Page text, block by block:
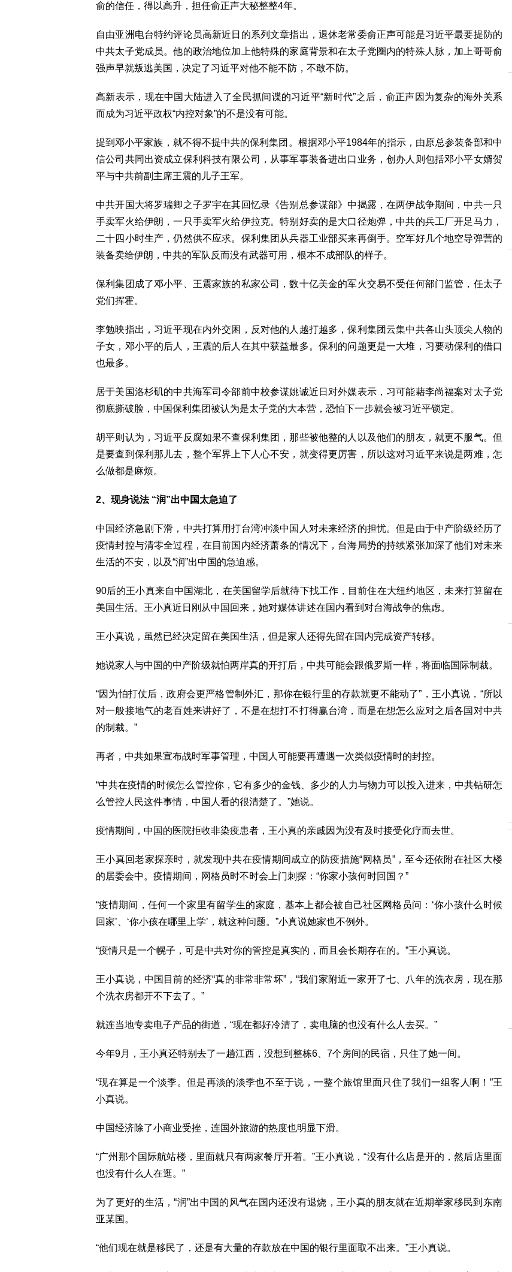
俞的信任，得以高升，担任俞正声大秘整整4年。
自由亚洲电台特约评论员高新近日的系列文章指出，退休老常委俞正声可能是习近平最要提防的
中共太子党成员。他的政治地位加上他特殊的家庭背景和在太子党圈内的特殊人脉，加上哥哥俞
强声早就叛逃美国，决定了习近平对他不能不防，不敢不防。
高新表示，现在中国大陆进入了全民抓间谍的习近平“新时代”之后，俞正声因为复杂的海外关系
而成为习近平政权“内控对象”的不是没有可能。
提到邓小平家族，就不得不提中共的保利集团。根据邓小平1984年的指示，由原总参装备部和中
信公司共同出资成立保利科技有限公司，从事军事装备进出口业务，创办人则包括邓小平女婿贺
平与中共前副主席王震的儿子王军。
中共开国大将罗瑞卿之子罗宇在其回忆录《告别总参谋部》中揭露，在两伊战争期间，中共一只
手卖军火给伊朗，一只手卖军火给伊拉克。特别好卖的是大口径炮弹，中共的兵工厂开足马力，
二十四小时生产，仍然供不应求。保利集团从兵器工业部买来再倒手。空军好几个地空导弹营的
装备卖给伊朗，中共的军队反而没有武器可用，根本不成部队的样子。
保利集团成了邓小平、王震家族的私家公司，数十亿美金的军火交易不受任何部门监管，任太子
党们挥霍。
李勉映指出，习近平现在内外交困，反对他的人越打越多，保利集团云集中共各山头顶尖人物的
子女，邓小平的后人，王震的后人在其中获益最多。保利的问题更是一大堆，习要动保利的借口
也最多。
居于美国洛杉矶的中共海军司令部前中校参谋姚诚近日对外媒表示，习可能藉李尚福案对太子党
彻底撕破脸，中国保利集团被认为是太子党的大本营，恐怕下一步就会被习近平锁定。
胡平则认为，习近平反腐如果不查保利集团，那些被他整的人以及他们的朋友，就更不服气。但
是要查到保利那儿去，整个军界上下人心不安，就变得更厉害，所以这对习近平来说是两难，怎
么做都是麻烦。
2、现身说法 “润”出中国太急迫了
中国经济急剧下滑，中共打算用打台湾冲淡中国人对未来经济的担忧。但是由于中产阶级经历了
疫情封控与清零全过程，在目前国内经济萧条的情况下，台海局势的持续紧张加深了他们对未来
生活的不安，以及“润”出中国的急迫感。
90后的王小真来自中国湖北，在美国留学后就待下找工作，目前住在大纽约地区，未来打算留在
美国生活。王小真近日刚从中国回来，她对媒体讲述在国内看到对台海战争的焦虑。
王小真说，虽然已经决定留在美国生活，但是家人还得先留在国内完成资产转移。
她说家人与中国的中产阶级就怕两岸真的开打后，中共可能会跟俄罗斯一样，将面临国际制裁。
“因为怕打仗后，政府会更严格管制外汇，那你在银行里的存款就更不能动了”，王小真说，“所以
对一般接地气的老百姓来讲好了，不是在想打不打得赢台湾，而是在想怎么应对之后各国对中共
的制裁。”
再者，中共如果宣布战时军事管理，中国人可能要再遭遇一次类似疫情时的封控。
“中共在疫情的时候怎么管控你，它有多少的金钱、多少的人力与物力可以投入进来，中共钻研怎
么管控人民这件事情，中国人看的很清楚了。”她说。
疫情期间，中国的医院拒收非染疫患者，王小真的亲戚因为没有及时接受化疗而去世。
王小真回老家探亲时，就发现中共在疫情期间成立的防疫措施“网格员”，至今还依附在社区大楼
的居委会中。疫情期间，网格员时不时会上门刺探：“你家小孩何时回国？”
“疫情期间，任何一个家里有留学生的家庭，基本上都会被自己社区网格员问：‘你小孩什么时候
回家’、‘你小孩在哪里上学’，就这种问题。”小真说她家也不例外。
“疫情只是一个幌子，可是中共对你的管控是真实的，而且会长期存在的。”王小真说。
王小真说，中国目前的经济“真的非常非常坏”，“我们家附近一家开了七、八年的洗衣房，现在那
个洗衣房都开不下去了。”
就连当地专卖电子产品的街道，“现在都好冷清了，卖电脑的也没有什么人去买。”
今年9月，王小真还特别去了一趟江西，没想到整栋6、7个房间的民宿，只住了她一间。
“现在算是一个淡季。但是再淡的淡季也不至于说，一整个旅馆里面只住了我们一组客人啊！”王
小真说。
中国经济除了小商业受挫，连国外旅游的热度也明显下滑。
“广州那个国际航站楼，里面就只有两家餐厅开着。”王小真说，“没有什么店是开的，然后店里面
也没有什么人在逛。”
为了更好的生活，“润”出中国的风气在国内还没有退烧，王小真的朋友就在近期举家移民到东南
亚某国。
“他们现在就是移民了，还是有大量的存款放在中国的银行里面取不出来。”王小真说。